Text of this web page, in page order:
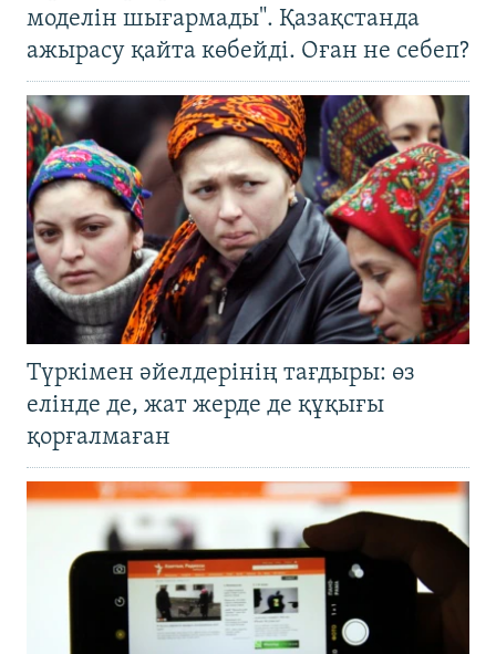
моделін шығармады". Қазақстанда
ажырасу қайта көбейді. Оған не себеп?
Түркімен әйелдерінің тағдыры: өз
елінде де, жат жерде де құқығы
қорғалмаған